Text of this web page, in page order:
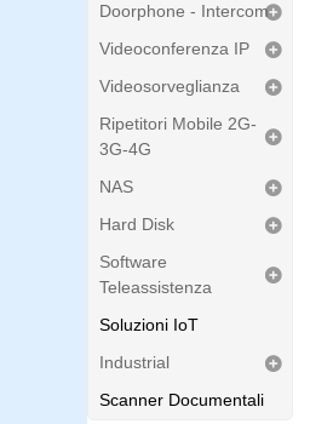
Doorphone - Intercom
Videoconferenza IP
Videosorveglianza
Ripetitori Mobile 2G-
3G-4G
NAS
Hard Disk
Software
Teleassistenza
Soluzioni IoT
Industrial
Scanner Documentali